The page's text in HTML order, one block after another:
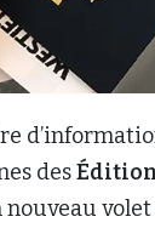
des
nouveau